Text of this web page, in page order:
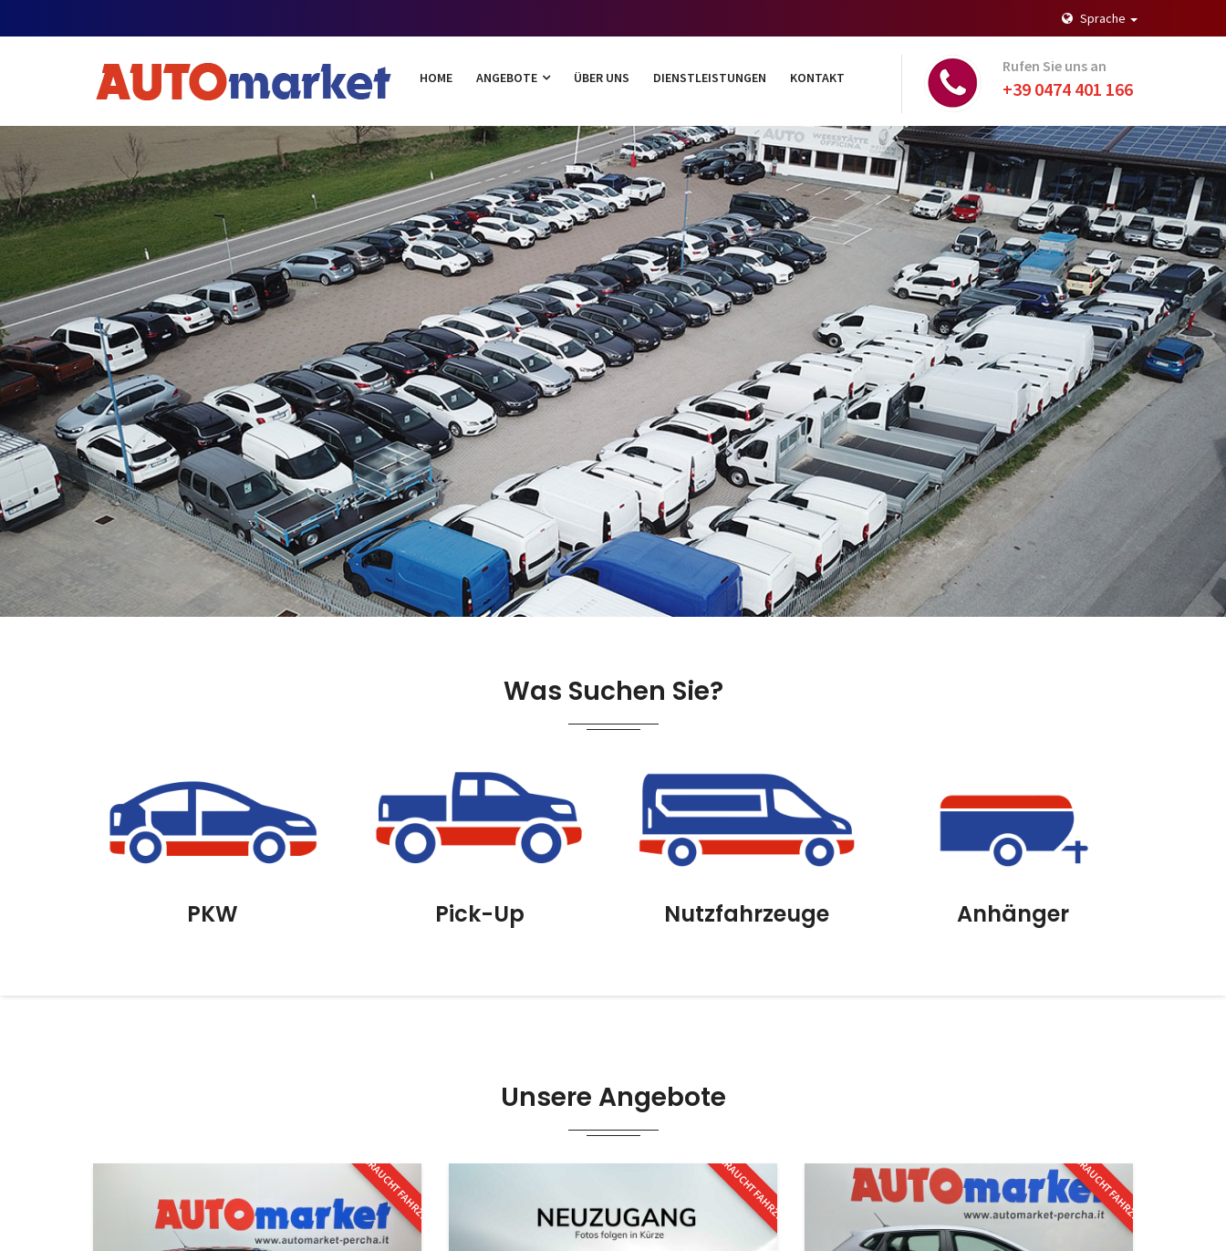
Sprache
HOME ANGEBOTE ÜBER UNS DIENSTLEISTUNGEN KONTAKT
Rufen Sie uns an
+39 0474 401 166
Was Suchen Sie?
PKW Pick-Up Nutzfahrzeuge Anhänger
Unsere Angebote
GEBRAUCHTFAHRZEUG GEBRAUCHTFAHRZEUG GEBRAUCHTFAHRZEUG